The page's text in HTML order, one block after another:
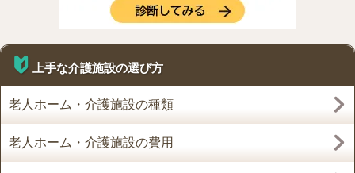
上手な介護施設の選び方
老人ホーム・介護施設の種類
老人ホーム・介護施設の費用